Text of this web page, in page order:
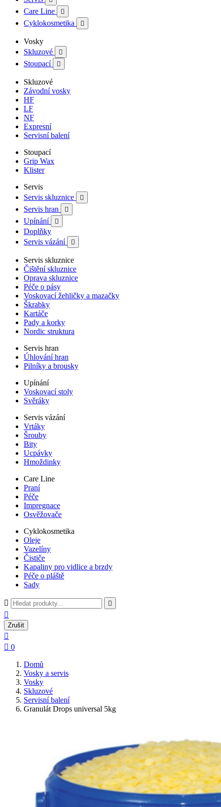
Care Line 
Cyklokosmetika 
Vosky
Skluzové

Stoupací 
Skluzové
Závodní vosky
HF
LF
NF
Expresní
Servisní balení
Stoupací
Grip Wax
Klister
Servis
Servis skluznice

Servis hran 
Upínání 
Doplňky
Servis vázání

Servis skluznice
Čištění skluznice
Oprava skluznice
Péče o pásy
Voskovací žehličky a mazačky
Škrabky
Kartáče
Pady a korky
Nordic struktura
Servis hran
Úhlování hran
Pilníky a brousky
Upínání
Voskovací stoly
Svěráky
Servis vázání
Vrtáky
Šrouby
Bity
Ucpávky
Hmoždinky
Care Line
Praní
Péče
Impregnace
Osvěžovače
Cyklokosmetika
Oleje
Vazelíny
Čističe
Kapaliny pro vidlice a brzdy
Péče o pláště
Sady
 

Zrušit

 0
Domů
Vosky a servis
Vosky
Skluzové
Servisní balení
Granulát Drops universal 5kg